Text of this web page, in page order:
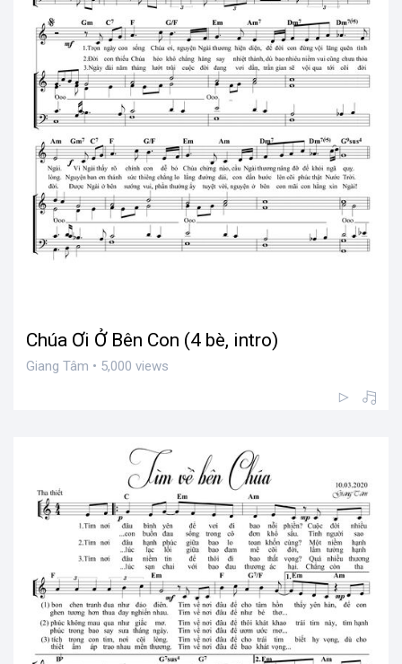
Chúa Ơi Ở Bên Con (4 bè, intro)
Giang Tâm • 5,000 views